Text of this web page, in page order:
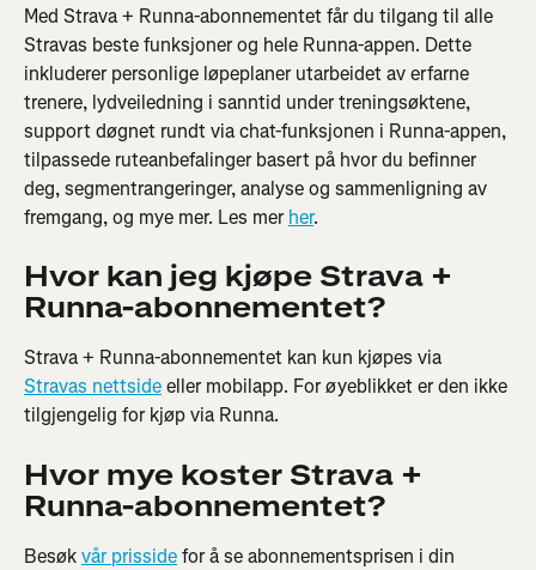
Med Strava + Runna-abonnementet får du tilgang til alle
Stravas beste funksjoner og hele Runna-appen. Dette
inkluderer personlige løpeplaner utarbeidet av erfarne
trenere, lydveiledning i sanntid under treningsøktene,
support døgnet rundt via chat-funksjonen i Runna-appen,
tilpassede ruteanbefalinger basert på hvor du befinner
deg, segmentrangeringer, analyse og sammenligning av
fremgang, og mye mer. Les mer her.
Hvor kan jeg kjøpe Strava +
Runna-abonnementet?
Strava + Runna-abonnementet kan kun kjøpes via
Stravas nettside eller mobilapp. For øyeblikket er den ikke
tilgjengelig for kjøp via Runna.
Hvor mye koster Strava +
Runna-abonnementet?
Besøk vår prisside for å se abonnementsprisen i din